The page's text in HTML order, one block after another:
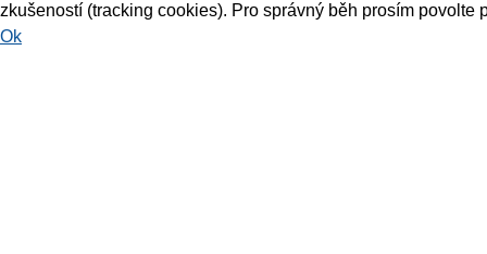
zkušeností (tracking cookies). Pro správný běh prosím povolte
Ok